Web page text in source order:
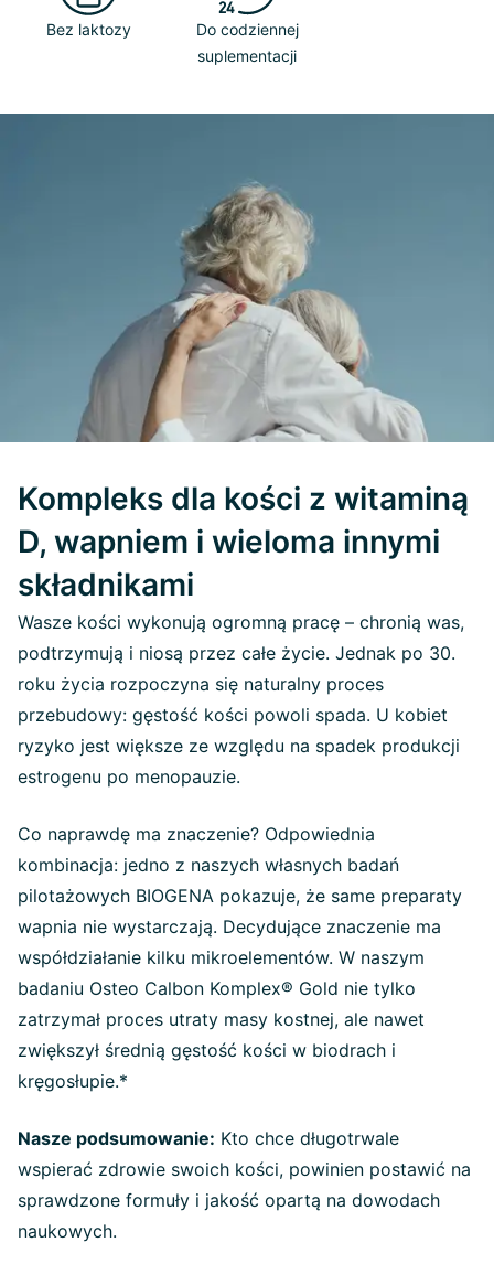
Bez laktozy
Do codziennej
suplementacji
Kompleks dla kości z witaminą
D, wapniem i wieloma innymi
składnikami
Wasze kości wykonują ogromną pracę – chronią was,
podtrzymują i niosą przez całe życie. Jednak po 30.
roku życia rozpoczyna się naturalny proces
przebudowy: gęstość kości powoli spada. U kobiet
ryzyko jest większe ze względu na spadek produkcji
estrogenu po menopauzie.
Co naprawdę ma znaczenie? Odpowiednia
kombinacja: jedno z naszych własnych badań
pilotażowych BIOGENA pokazuje, że same preparaty
wapnia nie wystarczają. Decydujące znaczenie ma
współdziałanie kilku mikroelementów. W naszym
badaniu Osteo Calbon Komplex® Gold nie tylko
zatrzymał proces utraty masy kostnej, ale nawet
zwiększył średnią gęstość kości w biodrach i
kręgosłupie.*
Nasze podsumowanie: Kto chce długotrwale
wspierać zdrowie swoich kości, powinien postawić na
sprawdzone formuły i jakość opartą na dowodach
naukowych.